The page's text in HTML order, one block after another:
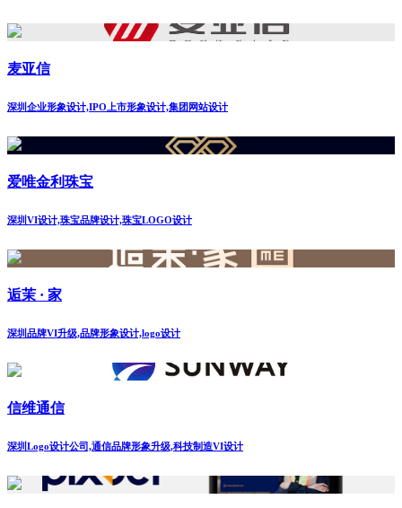
麦亚信
深圳企业形象设计,IPO上市形象设计,集团网站设计
爱唯金利珠宝
深圳VI设计,珠宝品牌设计,珠宝LOGO设计
逅茉 · 家
深圳品牌VI升级,品牌形象设计,logo设计
信维通信
深圳Logo设计公司,通信品牌形象升级,科技制造VI设计